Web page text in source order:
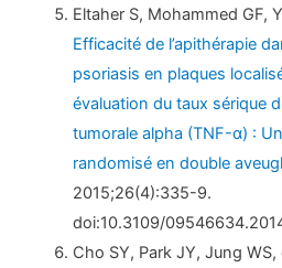
Eltaher S, Mohammed GF,
Efficacité de l’apithérapie
psoriasis en plaques
évaluation du taux sérique
tumorale alpha (TNF-α) :
randomisé en double
2015;26(4):335-9.
doi:10.3109/
Cho SY, Park JY, Jung WS,